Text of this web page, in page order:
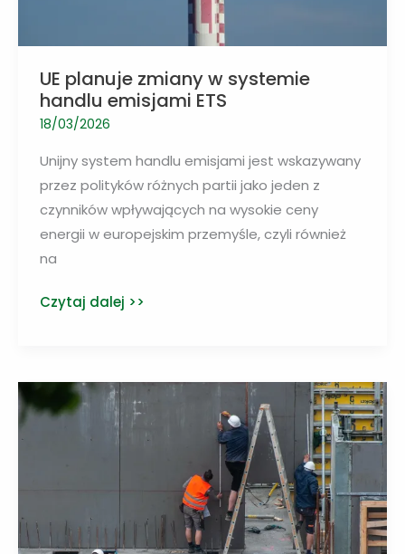
UE planuje zmiany w systemie
handlu emisjami ETS
18/03/2026
Unijny system handlu emisjami jest wskazywany
przez polityków różnych partii jako jeden z
czynników wpływających na wysokie ceny
energii w europejskim przemyśle, czyli również
na
UE
systemie
handlu
Czytaj dalej >>